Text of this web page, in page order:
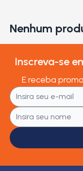
Nenhum
Inscreva-se
E receba